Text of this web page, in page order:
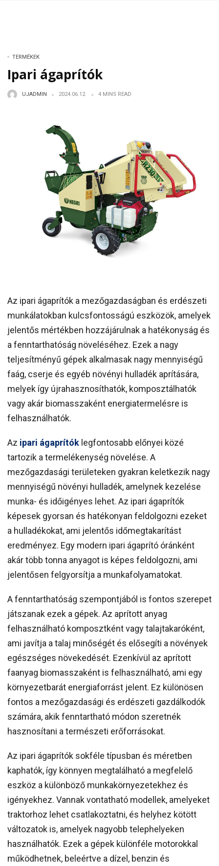
TERMÉKEK
Ipari ágaprítók
UJADMIN 2024.06.12. 4 MINS READ
Az ipari ágaprítók a mezőgazdaságban és erdészeti
munkálatokban kulcsfontosságú eszközök, amelyek
jelentős mértékben hozzájárulnak a hatékonyság és
a fenntarthatóság növeléséhez. Ezek a nagy
teljesítményű gépek alkalmasak nagy mennyiségű
faág, cserje és egyéb növényi hulladék aprítására,
melyek így újrahasznosíthatók, komposztálhatók
vagy akár biomasszaként energiatermelésre is
felhasználhatók.
Az ipari ágaprítók legfontosabb előnyei közé
tartozik a termelékenység növelése. A
mezőgazdasági területeken gyakran keletkezik nagy
mennyiségű növényi hulladék, amelynek kezelése
munka- és időigényes lehet. Az ipari ágaprítók
képesek gyorsan és hatékonyan feldolgozni ezeket
a hulladékokat, ami jelentős időmegtakarítást
eredményez. Egy modern ipari ágaprító óránként
akár több tonna anyagot is képes feldolgozni, ami
jelentősen felgyorsítja a munkafolyamatokat.
A fenntarthatóság szempontjából is fontos szerepet
játszanak ezek a gépek. Az aprított anyag
felhasználható komposztként vagy talajtakaróként,
ami javítja a talaj minőségét és elősegíti a növények
egészséges növekedését. Ezenkívül az aprított
faanyag biomasszaként is felhasználható, ami egy
környezetbarát energiaforrást jelent. Ez különösen
fontos a mezőgazdasági és erdészeti gazdálkodók
számára, akik fenntartható módon szeretnék
hasznosítani a természeti erőforrásokat.
Az ipari ágaprítók sokféle típusban és méretben
kaphatók, így könnyen megtalálható a megfelelő
eszköz a különböző munkakörnyezetekhez és
igényekhez. Vannak vontatható modellek, amelyeket
traktorhoz lehet csatlakoztatni, és helyhez kötött
változatok is, amelyek nagyobb telephelyeken
használhatók. Ezek a gépek különféle motorokkal
működhetnek, beleértve a dízel, benzin és